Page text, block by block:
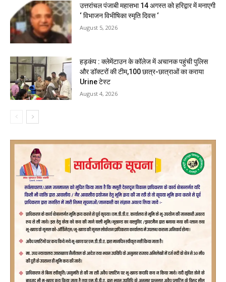
उत्तरांचल पंजाबी महासभा 14 अगस्त को हरिद्वार में मनाएगी
‘ विभाजन विभीषिका स्मृति दिवस ‘
August 5, 2026
हड़कंप : क्लेमेंटाउन के कॉलेज में अचानक पहुंची पुलिस
और डॉक्टरों की टीम,100 छात्र-छात्राओं का कराया
Urine टेस्ट
August 4, 2026